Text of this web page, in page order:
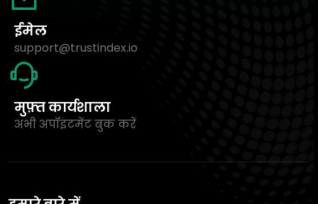
ईमेल
support@trustindex.io
मुफ़्त कार्यशाला
अभी अपॉइंटमेंट बुक करें